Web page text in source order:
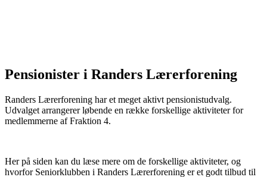
Pensionister i Randers Lærerforening
Randers Lærerforening har et meget aktivt pensionistudvalg.
Udvalget arrangerer løbende en række forskellige aktiviteter for
medlemmerne af Fraktion 4.
Her på siden kan du læse mere om de forskellige aktiviteter, og
hvorfor Seniorklubben i Randers Lærerforening er et godt tilbud til